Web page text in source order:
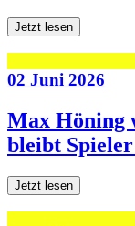
Jetzt lesen
02 Juni 2026
Max Höning
bleibt
Jetzt lesen